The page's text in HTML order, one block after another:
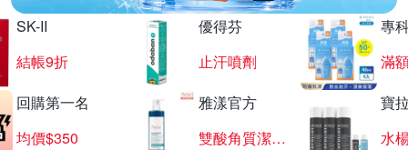
SK-II
結帳9折
優得芬
止汗噴劑
專
滿
回購第一名
均價$350
雅漾官方
雙酸角質潔膚露
寶
水